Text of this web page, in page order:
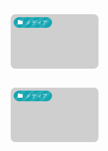
メディア
メディア